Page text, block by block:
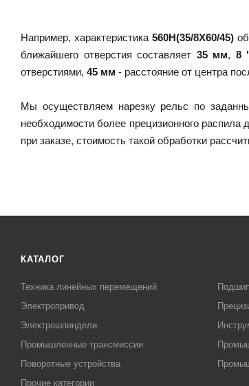
Например, характеристика 560H(35/8X60/45)
ближайшего отверстия составляет 35 мм, 8
отверстиями, 45 мм - расстояние от центра
Мы осуществляем нарезку рельс по
необходимости более прецизионного
при заказе, стоимость такой обработки
КАТАЛОГ
Техника линейных перемещений
Электропривод
Электрошпиндели
Промышленные трансмиссии
Поворотные устройства
Прочие категории